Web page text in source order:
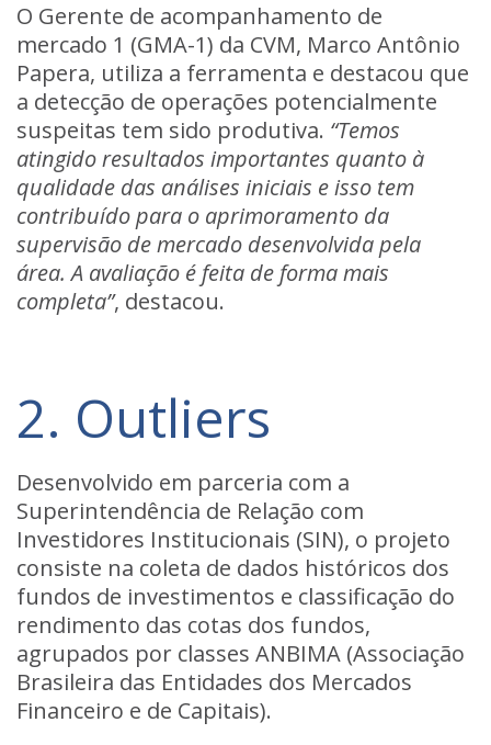
O Gerente de acompanhamento de
mercado 1 (GMA-1) da CVM, Marco Antônio
Papera, utiliza a ferramenta e destacou que
a detecção de operações potencialmente
suspeitas tem sido produtiva. “Temos
atingido resultados importantes quanto à
qualidade das análises iniciais e isso tem
contribuído para o aprimoramento da
supervisão de mercado desenvolvida pela
área. A avaliação é feita de forma mais
completa”, destacou.
2. Outliers
Desenvolvido em parceria com a
Superintendência de Relação com
Investidores Institucionais (SIN), o projeto
consiste na coleta de dados históricos dos
fundos de investimentos e classificação do
rendimento das cotas dos fundos,
agrupados por classes ANBIMA (Associação
Brasileira das Entidades dos Mercados
Financeiro e de Capitais).